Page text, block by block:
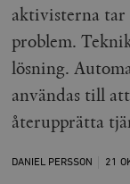
aktivisterna
problem.
lösning.
användas till
återupprätta
DANIEL PERSSON 21